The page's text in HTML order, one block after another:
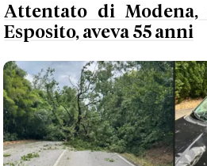
Attentato di Modena,
Esposito, aveva 55 anni